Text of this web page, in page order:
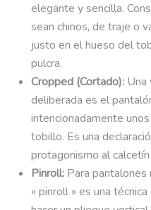
elegante y sencilla.
sean chinos, de traje o
justo en el hueso del
pulcra.
Cropped (Cortado): Una
deliberada es el
intencionadamente
tobillo. Es una
protagonismo al
Pinroll: Para pantalones
« pinroll » es una